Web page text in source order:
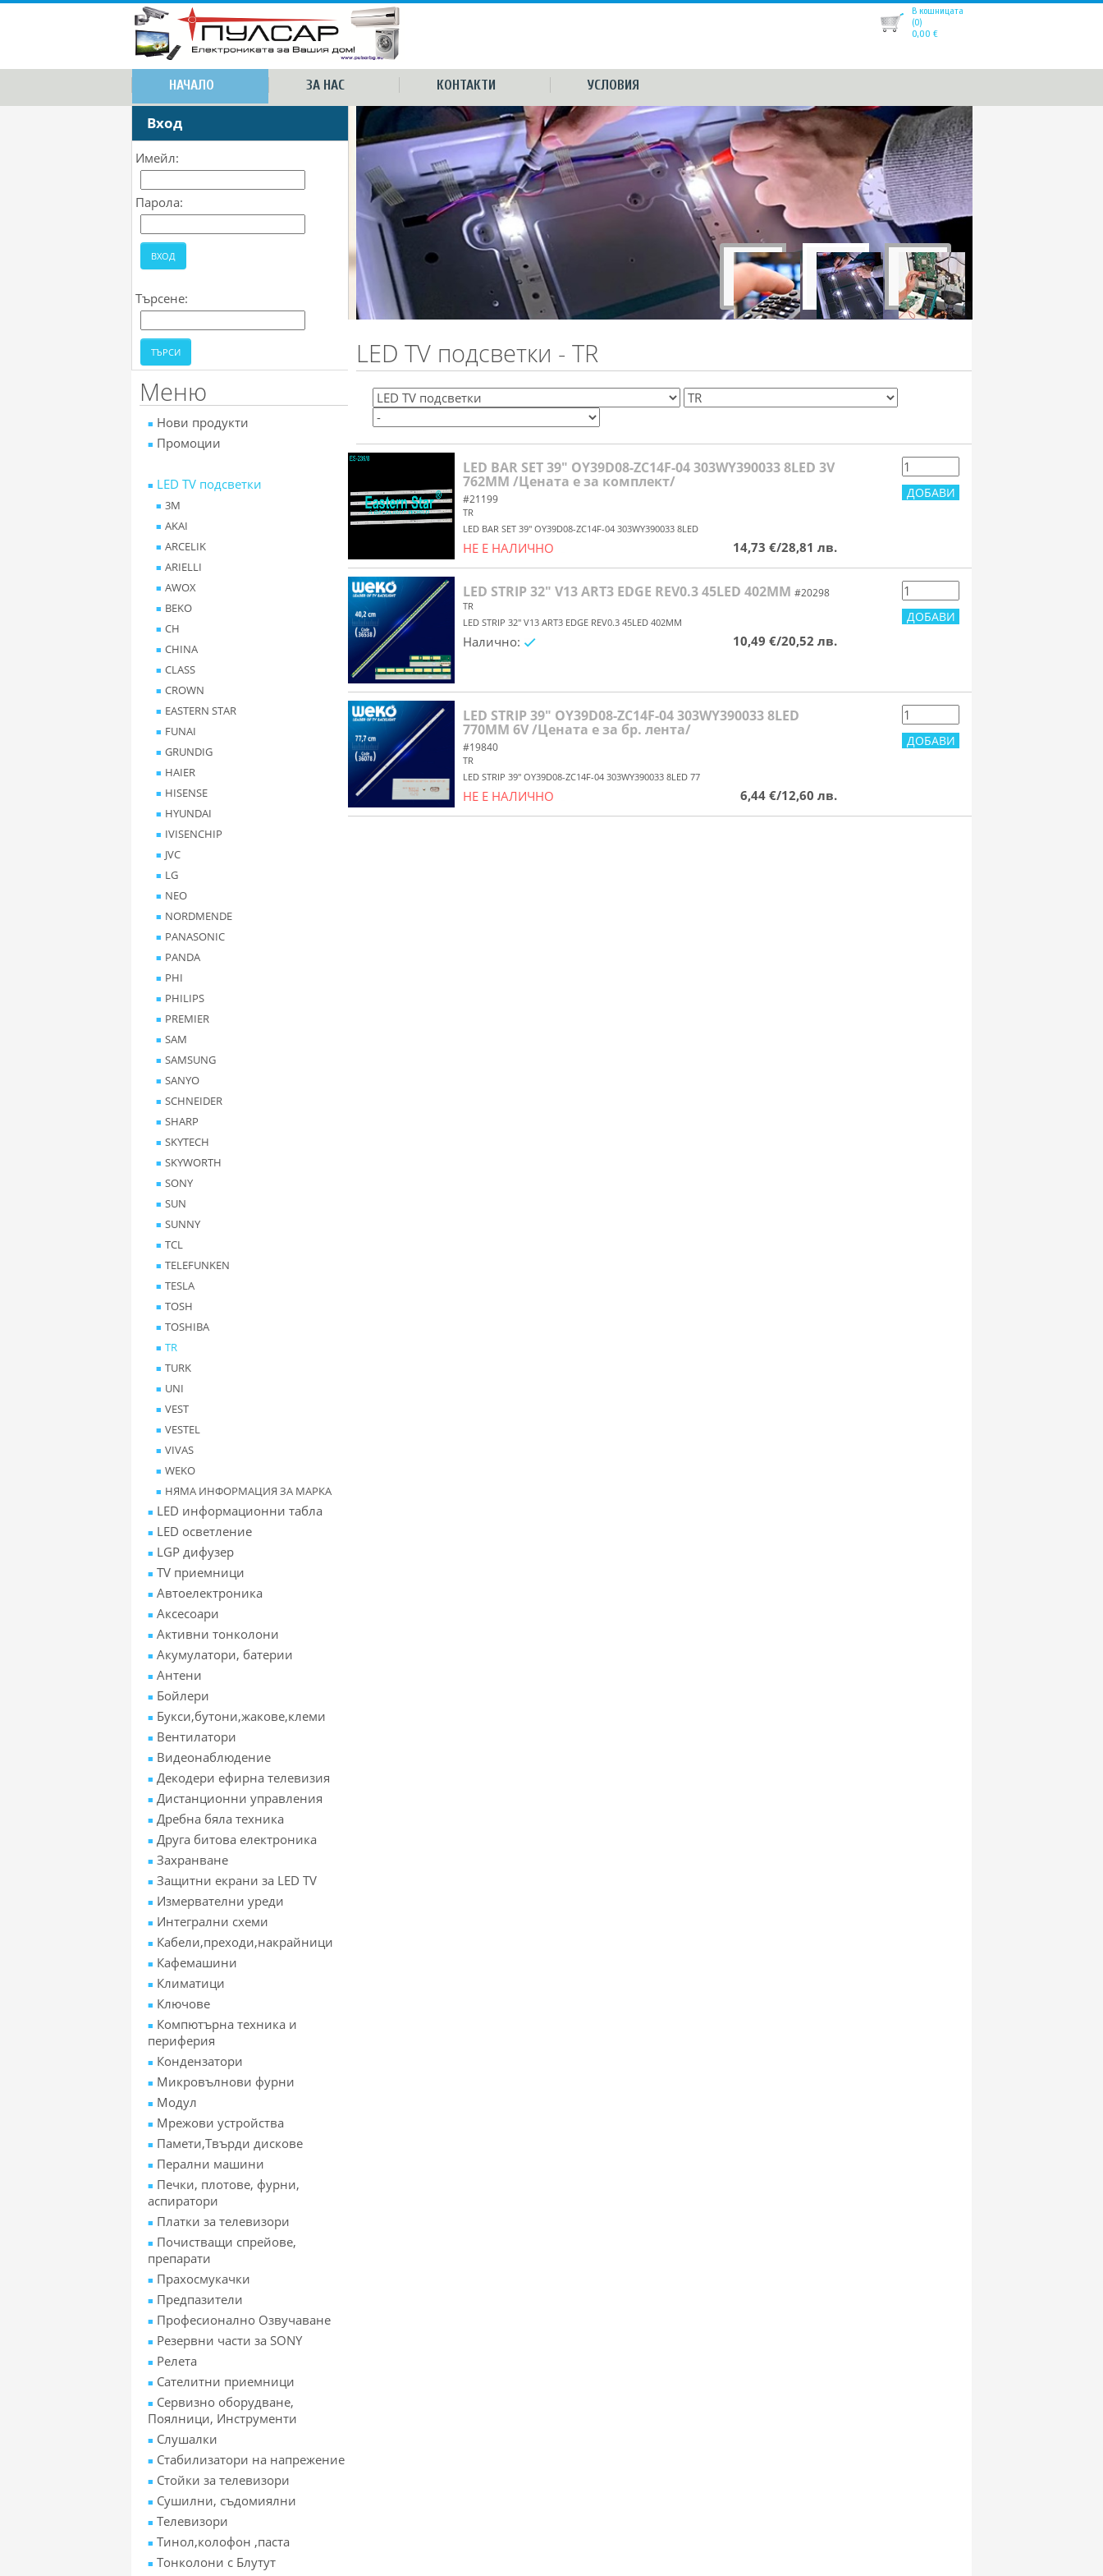
НАЧАЛО ЗА НАС КОНТАКТИ УСЛОВИЯ
В кошницата
(0)
0,00 €
Вход
Имейл:
Парола:
Търсене:
Меню
Нови продукти
Промоции
LED TV подсветки
3M
AKAI
ARCELIK
ARIELLI
AWOX
BEKO
CH
CHINA
CLASS
CROWN
EASTERN STAR
FUNAI
GRUNDIG
HAIER
HISENSE
HYUNDAI
IVISENCHIP
JVC
LG
NEO
NORDMENDE
PANASONIC
PANDA
PHI
PHILIPS
PREMIER
SAM
SAMSUNG
SANYO
SCHNEIDER
SHARP
SKYTECH
SKYWORTH
SONY
SUN
SUNNY
TCL
TELEFUNKEN
TESLA
TOSH
TOSHIBA
TR
TURK
UNI
VEST
VESTEL
VIVAS
WEKO
НЯМА ИНФОРМАЦИЯ ЗА МАРКА
LED информационни табла
LED осветление
LGP дифузер
TV приемници
Автоелектроника
Аксесоари
Активни тонколони
Акумулатори, батерии
Антени
Бойлери
Букси,бутони,жакове,клеми
Вентилатори
Видеонаблюдение
Декодери ефирна телевизия
Дистанционни управления
Дребна бяла техника
Друга битова електроника
Захранване
Защитни екрани за LED TV
Измервателни уреди
Интегрални схеми
Кабели,преходи,накрайници
Кафемашини
Климатици
Ключове
Компютърна техника и
периферия
Кондензатори
Микровълнови фурни
Модул
Мрежови устройства
Памети,Твърди дискове
Перални машини
Печки, плотове, фурни,
аспиратори
Платки за телевизори
Почистващи спрейове,
препарати
Прахосмукачки
Предпазители
Професионално Озвучаване
Резервни части за SONY
Релета
Сателитни приемници
Сервизно оборудване,
Поялници, Инструменти
Слушалки
Стабилизатори на напрежение
Стойки за телевизори
Сушилни, съдомиялни
Телевизори
Тинол,колофон ,паста
Тонколони с Блутут
LED TV подсветки - TR
LED BAR SET 39" OY39D08-ZC14F-04 303WY390033 8LED 3V
762MM /Цената е за комплект/
#21199
TR
LED BAR SET 39" OY39D08-ZC14F-04 303WY390033 8LED
НЕ Е НАЛИЧНО 14,73 €/28,81 лв.
LED STRIP 32" V13 ART3 EDGE REV0.3 45LED 402MM #20298
TR
LED STRIP 32" V13 ART3 EDGE REV0.3 45LED 402MM
Налично: 10,49 €/20,52 лв.
LED STRIP 39" OY39D08-ZC14F-04 303WY390033 8LED
770MM 6V /Цената е за бр. лента/
#19840
TR
LED STRIP 39" OY39D08-ZC14F-04 303WY390033 8LED 77
НЕ Е НАЛИЧНО 6,44 €/12,60 лв.